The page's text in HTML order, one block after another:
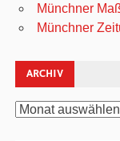
Münchner
Münchner
ARCHIV
Archiv